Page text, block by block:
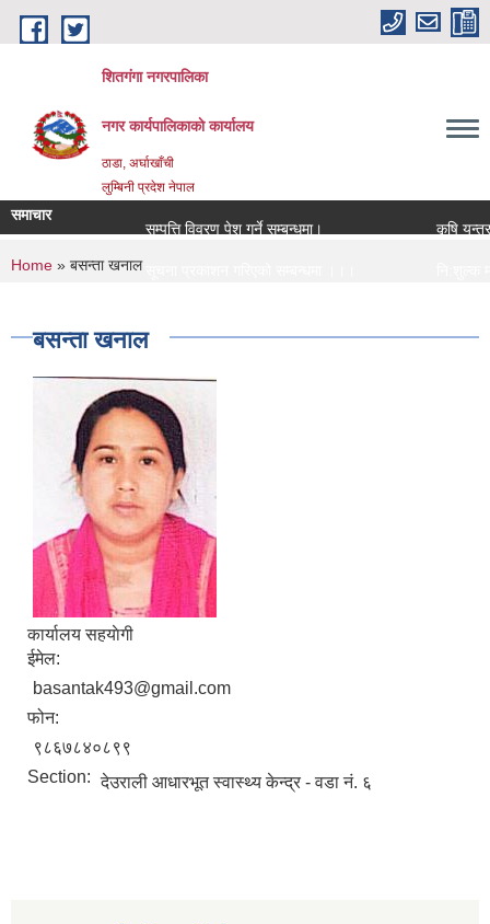
Skip to main content
शितगंगा नगरपालिका
नगर कार्यपालिकाकाे कार्यालय
ठाडा, अर्घाखाँची
लुम्बिनी प्रदेश नेपाल
समाचार
सम्पत्ति विवरण पेश गर्ने सम्बन्धमा।
कृषि यन्त्र
सूचना प्रकाशन गरिएको सम्बन्धमा ।।।
You are here
Home » बसन्ता खनाल
बसन्ता खनाल
कार्यालय सहयाेगी
ईमेल:
basantak493@gmail.com
फोन:
९८६७८४०८९९
Section: देउराली आधारभूत स्वास्थ्य केन्द्र - वडा नं. ६